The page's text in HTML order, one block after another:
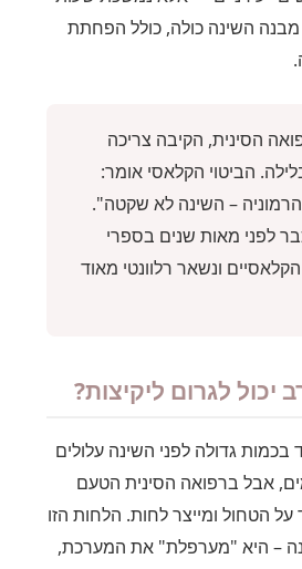
השינה כולה, כולל הפחתת
הסינית, הקיבה צריכה
הביטוי הקלאסי אומר:
– השינה לא שקטה".
לפני מאות שנים בספרי
ונשאר רלוונטי מאוד
לגרום ליקיצות?
בכמות גדולה לפני השינה עלולים
אבל ברפואה הסינית הטעם
הטחול ומייצר לחות. הלחות הזו
– היא "מערפלת" את המערכת,